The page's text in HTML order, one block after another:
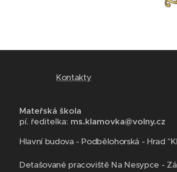
Kontakty
Mateřská škola
pí. ředitelka: ms.klamovka@volny.cz
Hlavní budova - Podbělohorská - Hrad
Detašované pracoviště Na Nesypce -